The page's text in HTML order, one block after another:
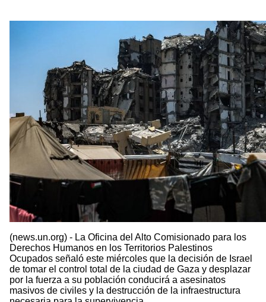
(news.un.org) - La Oficina del Alto Comisionado para los
Derechos Humanos en los Territorios Palestinos
Ocupados señaló este miércoles que la decisión de Israel
de tomar el control total de la ciudad de Gaza y desplazar
por la fuerza a su población conducirá a asesinatos
masivos de civiles y la destrucción de la infraestructura